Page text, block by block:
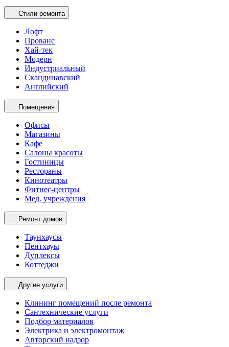
Стили ремонта
Лофт
Прованс
Хай-тек
Модерн
Индустриальный
Скандинавский
Английский
Помещения
Офисы
Магазины
Кафе
Салоны красоты
Гостиницы
Рестораны
Кинотеатры
Фитнес-центры
Мед. учреждения
Ремонт домов
Таунхаусы
Пентхауы
Дуплексы
Коттеджи
Другие услуги
Клининг помещений после ремонта
Сантехнические услуги
Подбор материалов
Электрика и электромонтаж
Авторский надзор